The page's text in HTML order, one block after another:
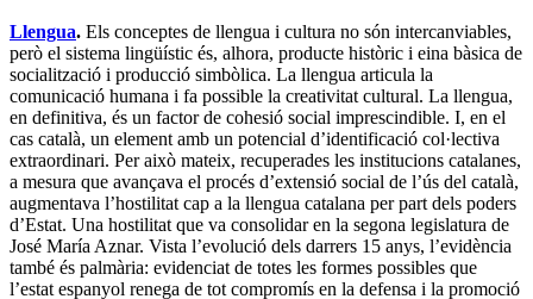
Llengua. Els conceptes de llengua i cultura no són intercanviables,
però el sistema lingüístic és, alhora, producte històric i eina bàsica de
socialització i producció simbòlica. La llengua articula la
comunicació humana i fa possible la creativitat cultural. La llengua,
en definitiva, és un factor de cohesió social imprescindible. I, en el
cas català, un element amb un potencial d’identificació col·lectiva
extraordinari. Per això mateix, recuperades les institucions catalanes,
a mesura que avançava el procés d’extensió social de l’ús del català,
augmentava l’hostilitat cap a la llengua catalana per part dels poders
d’Estat. Una hostilitat que va consolidar en la segona legislatura de
José María Aznar. Vista l’evolució dels darrers 15 anys, l’evidència
també és palmària: evidenciat de totes les formes possibles que
l’estat espanyol renega de tot compromís en la defensa i la promoció